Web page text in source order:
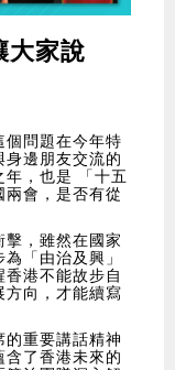
大家說
個問題在今年特
身邊朋友交流的
年，也是 「十五
會，是否有從
，雖然在國家
「由治及興」
港不能故步自
方向，才能續寫
重要講話精神
了香港未來的